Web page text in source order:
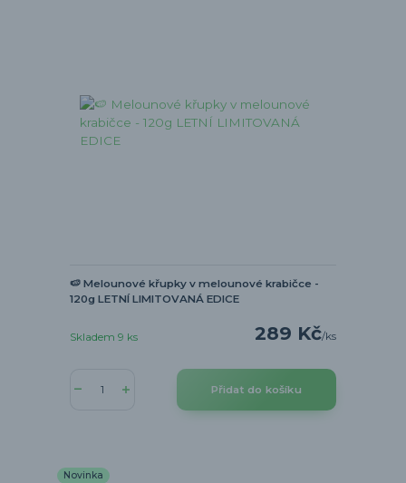
🍉 Melounové křupky v melounové krabičce -
120g LETNÍ LIMITOVANÁ EDICE
289 Kč/ks
Skladem 9 ks
Přidat do košíku
Novinka